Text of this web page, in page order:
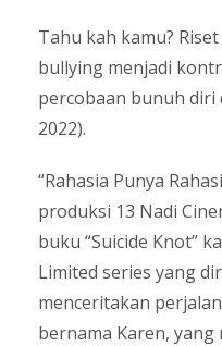
Tahu kah kamu?
bullying menjadi
percobaan bunuh diri
2022).
“Rahasia Punya
produksi 13 Nadi
buku “Suicide Knot”
Limited series yang
menceritakan
bernama Karen,